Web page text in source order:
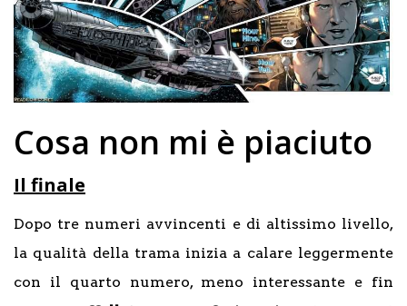
Cosa non mi è piaciuto
Il finale
Dopo tre numeri avvincenti e di altissimo livello,
la qualità della trama inizia a calare leggermente
con il quarto numero, meno interessante e fin